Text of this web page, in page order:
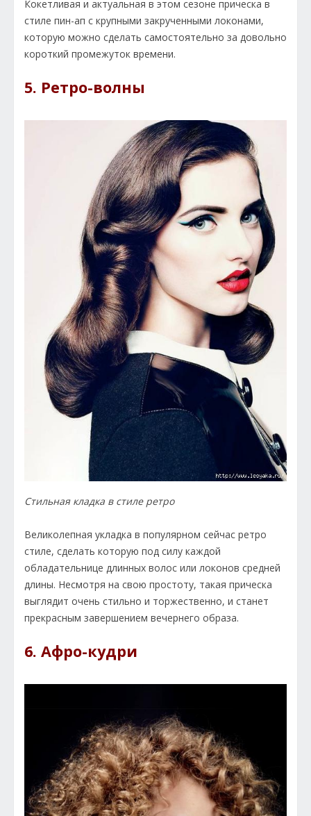
Кокетливая и актуальная в этом сезоне прическа в
стиле пин-ап с крупными закрученными локонами,
которую можно сделать самостоятельно за довольно
короткий промежуток времени.
5. Ретро-волны
Стильная кладка в стиле ретро
Великолепная укладка в популярном сейчас ретро
стиле, сделать которую под силу каждой
обладательнице длинных волос или локонов средней
длины. Несмотря на свою простоту, такая прическа
выглядит очень стильно и торжественно, и станет
прекрасным завершением вечернего образа.
6. Афро-кудри